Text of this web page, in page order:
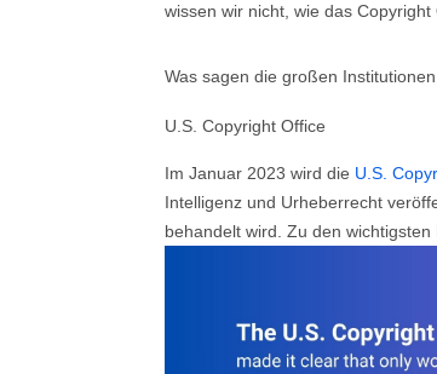
wissen wir nicht, wie das
Was sagen die großen
U.S. Copyright Office
Im Januar 2023 wird die U.S.
Intelligenz und Urheberrecht
behandelt wird. Zu den